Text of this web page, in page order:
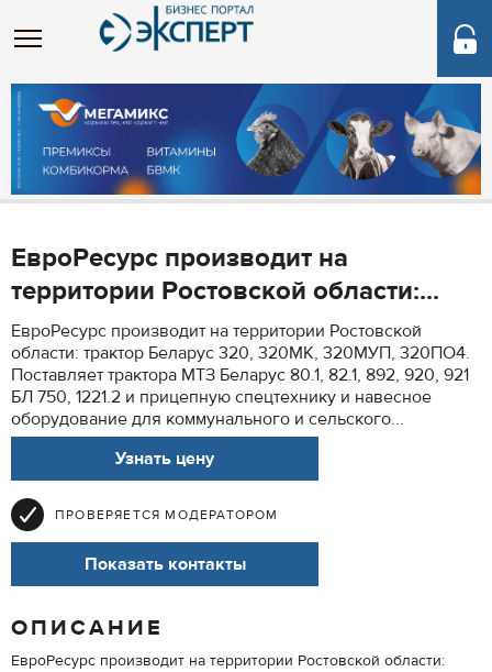
ЕвроРесурс производит на
территории Ростовской области:...
ЕвроРесурс производит на территории Ростовской
области: трактор Беларус 320, 320МК, 320МУП, 320ПО4.
Поставляет трактора МТЗ Беларус 80.1, 82.1, 892, 920, 921
БЛ 750, 1221.2 и прицепную спецтехнику и навесное
оборудование для коммунального и сельского...
Узнать цену
ПРОВЕРЯЕТСЯ МОДЕРАТОРОМ
Показать контакты
ОПИСАНИЕ
ЕвроРесурс производит на территории Ростовской области: